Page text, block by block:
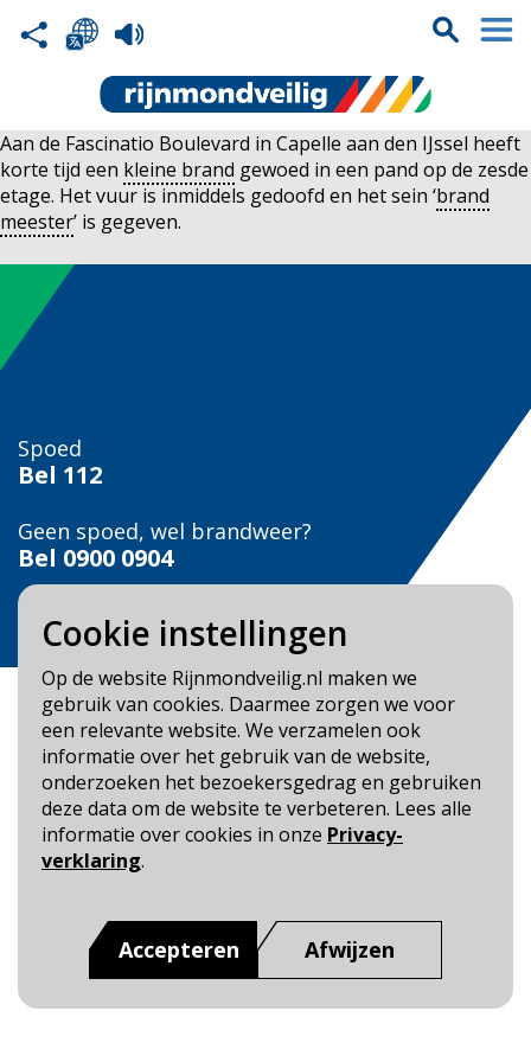
Cookie instellingen
Op de website Rijnmondveilig.nl maken we
gebruik van cookies. Daarmee zorgen we voor
een relevante website. We verzamelen ook
informatie over het gebruik van de website,
onderzoeken het bezoekersgedrag en gebruiken
deze data om de website te verbeteren. Lees alle
informatie over cookies in onze Privacy-
verklaring.
Accepteren Afwijzen
Aan de Fascinatio Boulevard in Capelle aan den IJssel heeft
korte tijd een kleine brand gewoed in een pand op de zesde
etage. Het vuur is inmiddels gedoofd en het sein ‘brand
meester’ is gegeven.
Spoed
Bel 112
Geen spoed, wel brandweer?
Bel 0900 0904
Veilig Leven?
Bel 0900-8387
Blijf op de hoogte
Cookie- en Privacybeleid
Dit is een website van
Veiligheidsregio Rotterdam-